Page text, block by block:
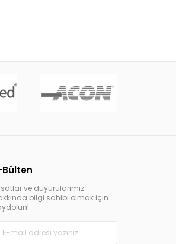
Bülten
ve duyurularımız
bilgi sahibi olmak için